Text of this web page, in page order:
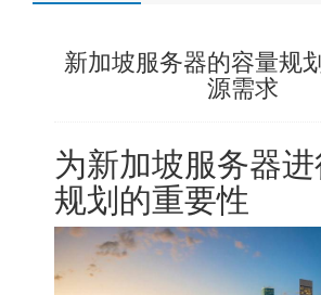
新加坡服务器的容量规
源需求
为新加坡服务器
规划的重要性